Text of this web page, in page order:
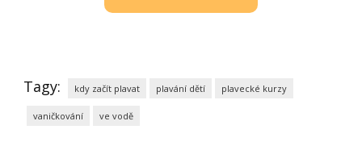
Tagy: kdy začít plavat plavání dětí plavecké kurzy
vaničkování ve vodě